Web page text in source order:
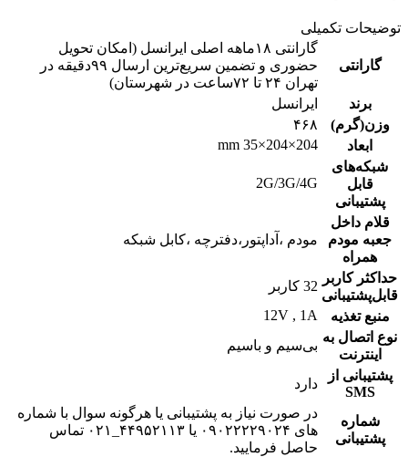
توضیحات تکمیلی
گارانتی
گارانتی ۱۸ماهه اصلی ایرانسل (امکان تحویل
حضوری و تضمین سریع‌ترین ارسال ۹۹دقیقه‌ در
تهران ۲۴ تا ۷۲ساعت در شهرستان)
برند
ایرانسل
وزن(گرم)
۴۶۸
ابعاد
204×204×35 mm
شبکه‌های
قابل
پشتیبانی
2G/3G/4G
قلام داخل
جعبه مودم
همراه
مودم ،آداپتور،دفترچه ،کابل شبکه
حداکثر کاربر
قابل‌پشتیبانی
32 کاربر
منبع تغذیه
12V , 1A
نوع اتصال به
اینترنت
بی‌سیم و باسیم
پشتیبانی از
SMS
دارد
شماره
پشتیبانی
در صورت نیاز به پشتیبانی یا هرگونه سوال با شماره
های ۰۹۰۲۲۲۲۹۰۲۴ یا ۴۴۹۵۲۱۱۳_۰۲۱ تماس
حاصل فرمایید.